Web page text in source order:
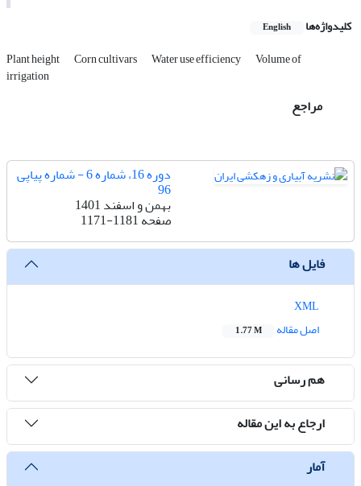
کلیدواژه‌ها English
Plant height Corn cultivars Water use efficiency Volume of
irrigation
مراجع
دوره 16، شماره 6 - شماره پیاپی
96
بهمن و اسفند 1401
صفحه1171-1181
فایل ها
اصل مقاله
1.77 M
هم رسانی
ارجاع به این مقاله
آمار